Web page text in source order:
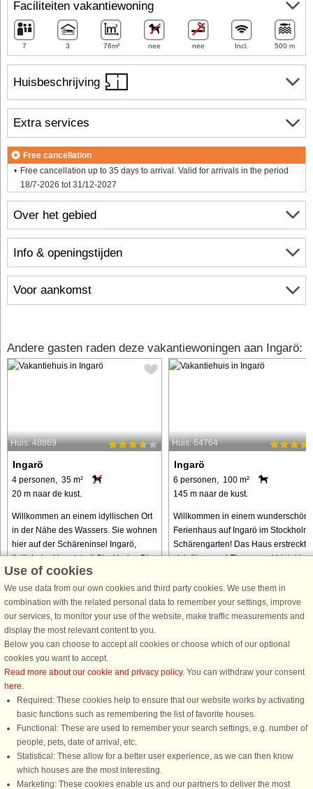
Huisbeschrijving
Over het gebied
Info & openingstijden
Voor aankomst
Faciliteiten vakantiewoning
7 3 76m² nee nee Incl. 500 m
Extra services
Free cancellation
Free cancellation up to 35 days to arrival. Valid for arrivals in the period
18/7-2026 tot 31/12-2027
Andere gasten raden deze vakantiewoningen aan Ingarö:
Huis: 48869
Ingarö
4 personen, 35 m²
20 m naar de kust.
Willkommen an einem idyllischen Ort
in der Nähe des Wassers. Sie wohnen
hier auf der Schäreninsel Ingarö,
östlich der Hauptstadt Stockholm. Die
Unterkunft ist klein aber fein und gut
aufgeteilt sowie mit ...
van € 793
Huis: 64764
Ingarö
6 personen, 100 m²
145 m naar de kust.
Willkommen in einem
Ferienhaus auf Ingarö im
Schärengarten! Das Haus erstreckt
sich über zwei Etagen und bietet im
(eines mit Doppelbett und eines ...
van € 1.275
DanCenter A/S - Kronprinsensgade 3, 2. - 1114 København K - Danmark
Tel.: +45 70 13 00 00 - Fax.: +45 70 13 70 70 - CVR: 67324013
Danske Bank Copenhagen - IBAN: DK35 3000 4073 0424 53 - BIC/Swift Code :
DABADKKK
Use of cookies
We use data from our own cookies and third party cookies. We use them in
combination with the related personal data to remember your settings, improve
our services, to monitor your use of the website, make traffic measurements and
display the most relevant content to you.
Below you can choose to accept all cookies or choose which of our optional
cookies you want to accept.
Read more about our cookie and privacy policy. You can withdraw your consent
here.
Required: These cookies help to ensure that our website works by activating
basic functions such as remembering the list of favorite houses.
Functional: These are used to remember your search settings, e.g. number of
people, pets, date of arrival, etc.
Statistical: These allow for a better user experience, as we can then know
which houses are the most interesting.
Marketing: These cookies enable us and our partners to deliver the most